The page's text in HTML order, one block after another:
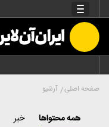
صفحه اصلی آرشیو
همه محتواها خبر